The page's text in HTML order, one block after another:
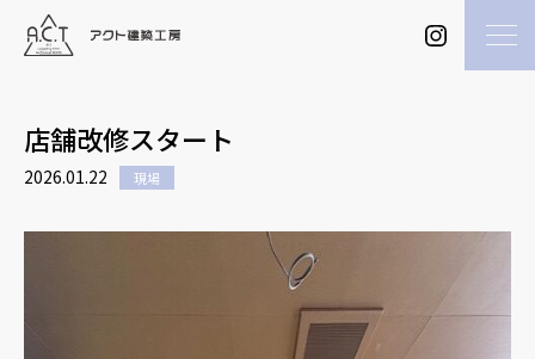
店舗改修スタート
2026.01.22 現場